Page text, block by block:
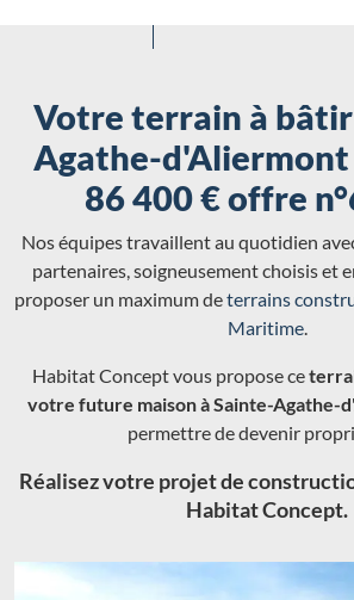
Votre terrain à
Agathe-d'Aliermont
86 400 € offre
Nos équipes travaillent au quotidien
partenaires, soigneusement choisis et
proposer un maximum deterrains
Maritime.
Habitat Concept vous propose ce
votre future maison à Sainte-Agathe-
permettre de devenir
Réalisez votre projet de
Habitat Concept.